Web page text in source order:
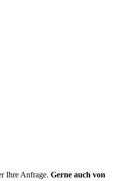
Ihre Anfrage. Gerne auch von